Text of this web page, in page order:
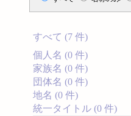
すべて (7 件)
個人名 (0 件)
家族名 (0 件)
団体名 (0 件)
地名 (0 件)
統一タイトル (0 件)